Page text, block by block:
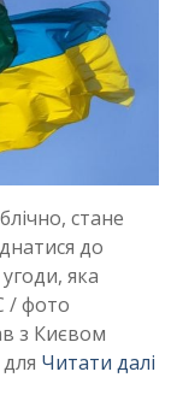
стане
до
яка
/ фото
з Києвом
Читати далі